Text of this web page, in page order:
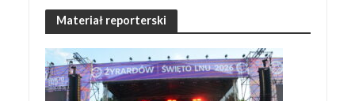
Materiał reporterski